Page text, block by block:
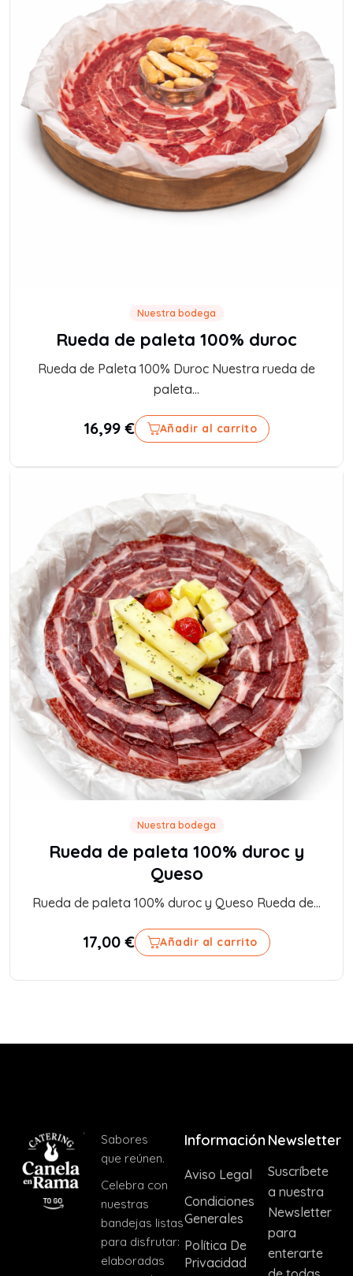
Nuestra bodega
Rueda de paleta 100% duroc
Rueda de Paleta 100% Duroc Nuestra rueda de
paleta...
16,99€ Añadir al carrito
Nuestra bodega
Rueda de paleta 100% duroc y
Queso
Rueda de paleta 100% duroc y Queso Rueda de...
17,00€ Añadir al carrito
Sabores
que reúnen.
Celebra con
nuestras
bandejas listas
para disfrutar:
elaboradas
Información
Aviso Legal
Condiciones
Generales
Política De
Privacidad
Newsletter
Suscríbete
a nuestra
Newsletter
para
enterarte